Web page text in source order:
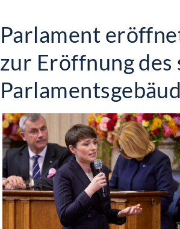
Parlament
zur Eröffnung des